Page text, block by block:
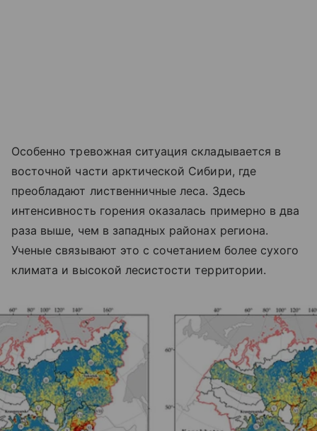
Особенно тревожная ситуация складывается в
восточной части арктической Сибири, где
преобладают лиственничные леса. Здесь
интенсивность горения оказалась примерно в два
раза выше, чем в западных районах региона.
Ученые связывают это с сочетанием более сухого
климата и высокой лесистости территории.